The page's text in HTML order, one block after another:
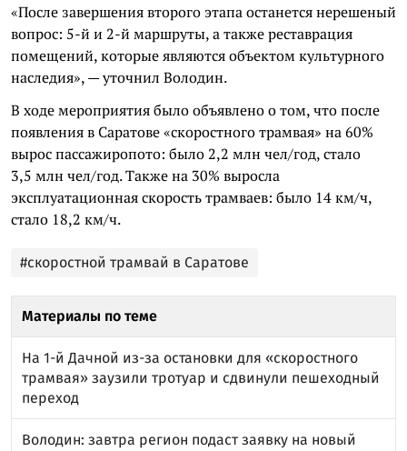
«После завершения второго этапа останется нерешеный
вопрос: 5-й и 2-й маршруты, а также реставрация
помещений, которые являются объектом культурного
наследия», — уточнил Володин.
В ходе мероприятия было объявлено о том, что после
появления в Саратове «скоростного трамвая» на 60%
вырос пассажиропото: было 2,2 млн чел/год, стало
3,5 млн чел/год. Также на 30% выросла
эксплуатационная скорость трамваев: было 14 км/ч,
стало 18,2 км/ч.
#скоростной трамвай в Саратове
Материалы по теме
На 1-й Дачной из-за остановки для «скоростного
трамвая» заузили тротуар и сдвинули пешеходный
переход
Володин: завтра регион подаст заявку на новый